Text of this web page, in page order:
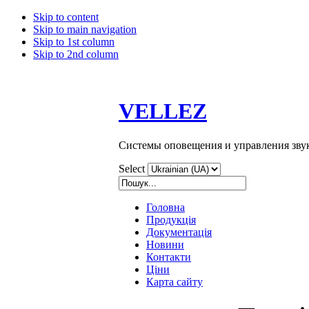
Skip to content
Skip to main navigation
Skip to 1st column
Skip to 2nd column
VELLEZ
Системы оповещения и управления
Select
Головна
Продукція
Документація
Новини
Контакти
Ціни
Карта сайту